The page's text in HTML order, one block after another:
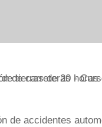
de accidentes